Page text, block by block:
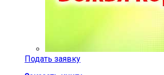
Подать заявку